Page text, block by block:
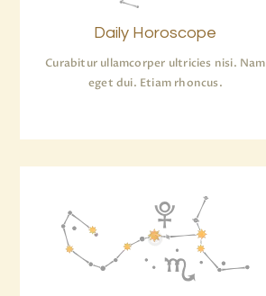
Daily Horoscope
Curabitur ullamcorper ultricies nisi. Nam
eget dui. Etiam rhoncus.